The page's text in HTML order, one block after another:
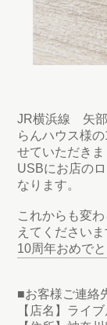
JR横浜線 矢
らんハウス様
せていただきま
USBにお店の
なります。
これからも変
えてくださいま
10周年おめで
■お客様ご連
【店名】ライ